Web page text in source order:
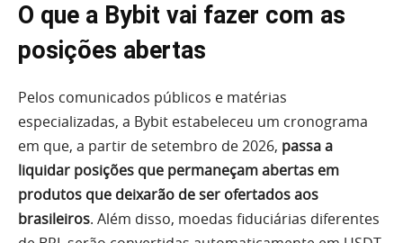
O que a Bybit vai fazer com as
posições abertas
Pelos comunicados públicos e matérias
especializadas, a Bybit estabeleceu um cronograma
em que, a partir de setembro de 2026, passa a
liquidar posições que permaneçam abertas em
produtos que deixarão de ser ofertados aos
brasileiros. Além disso, moedas fiduciárias diferentes